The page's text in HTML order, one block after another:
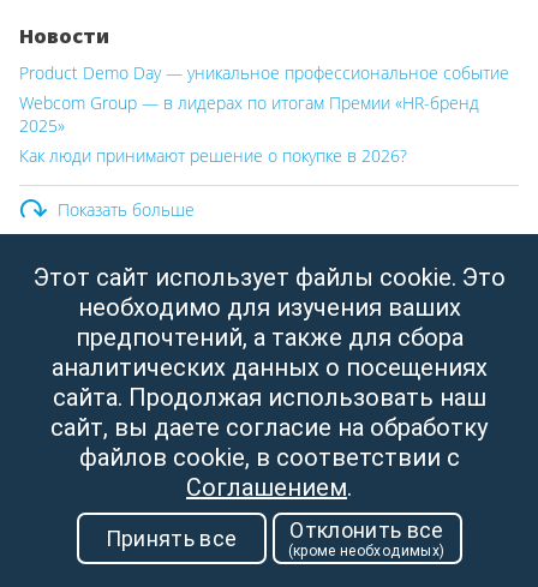
Этот сайт использует файлы cookie. Это
необходимо для изучения ваших
предпочтений, а также для сбора
аналитических данных о посещениях
сайта. Продолжая использовать наш
сайт, вы даете согласие на обработку
файлов cookie, в соответствии с
Соглашением.
Принять все Отклонить все
(кроме необходимых)
Новости
Product Demo Day — уникальное профессиональное событие
Webcom Group — в лидерах по итогам Премии «HR-бренд
2025»
Как люди принимают решение о покупке в 2026?
Показать больше
ООО «Вебком Групп»
Юридический адрес:
Республика Беларусь, г. Минск,
ул. Свердлова, д.11, пом. 332
УНП: 190437288
Зарегистрировано Мингорисполкомом от 14.04.2003